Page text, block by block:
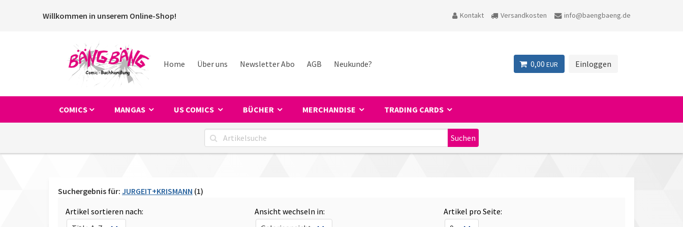
Willkommen in unserem Online-Shop! Kontakt Versandkosten info@baengbaeng.de
Home Über uns Newsletter Abo AGB Neukunde? 0,00 EUR Einloggen
COMICS MANGAS US COMICS BÜCHER MERCHANDISE TRADING CARDS
Suchergebnis für: JURGEIT+KRISMANN (1)
Artikel sortieren nach:
Ansicht wechseln in: Artikel pro Seite: